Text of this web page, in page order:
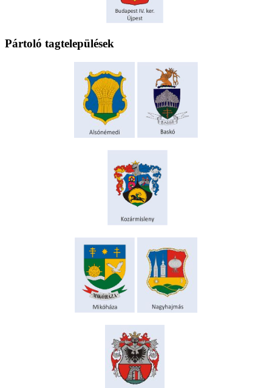
Pártoló tagtelepülések